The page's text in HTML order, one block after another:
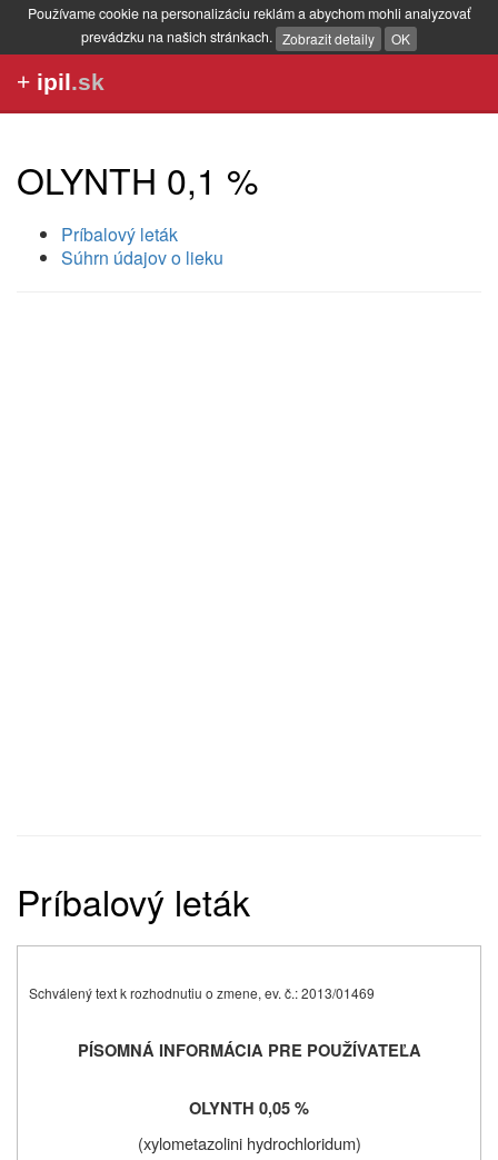
Používame cookie na personalizáciu reklám a abychom mohli analyzovať
prevádzku na našich stránkach. Zobrazit detaily OK
+ ipil.sk
OLYNTH 0,1 %
Príbalový leták
Súhrn údajov o lieku
Príbalový leták
Schválený text k rozhodnutiu o zmene, ev. č.: 2013/01469
PÍSOMNÁ INFORMÁCIA PRE POUŽÍVATEĽA
OLYNTH 0,05 %
(xylometazolini hydrochloridum)